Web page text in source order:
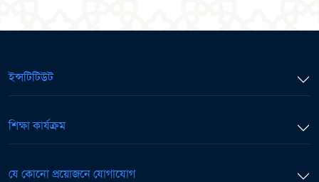
ইন্সটিটিউট
শিক্ষা কার্যক্রম
যে কোনো প্রয়োজনে যোগাযোগ